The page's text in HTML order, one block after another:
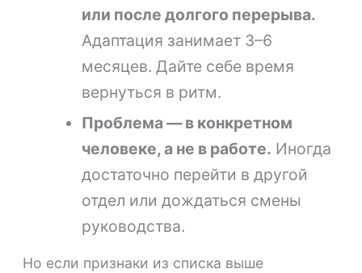
или после долгого перерыва.
Адаптация занимает 3–6
месяцев. Дайте себе время
вернуться в ритм.
Проблема — в конкретном
человеке, а не в работе. Иногда
достаточно перейти в другой
отдел или дождаться смены
руководства.
Но если признаки из списка выше